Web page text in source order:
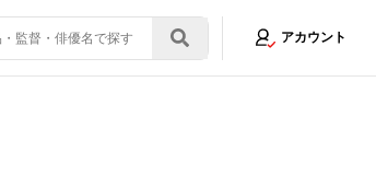
アカウント